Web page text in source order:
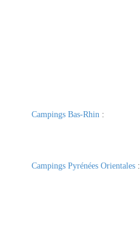
Campings Bas-Rhin:
Campings Pyrénées Orientales: